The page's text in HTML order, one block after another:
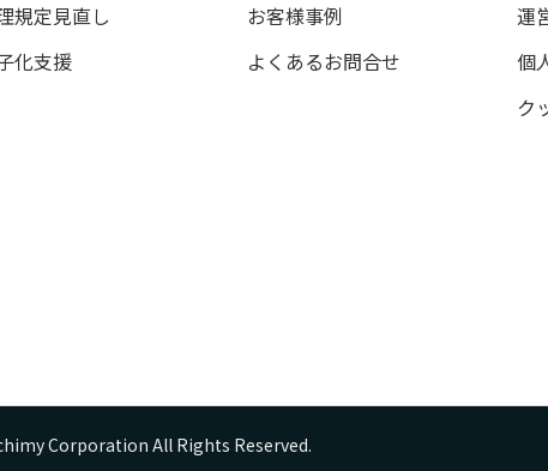
規定見直し
化支援
お客様事例
よくあるお問合せ
運
個
ク
Corporation All Rights Reserved.